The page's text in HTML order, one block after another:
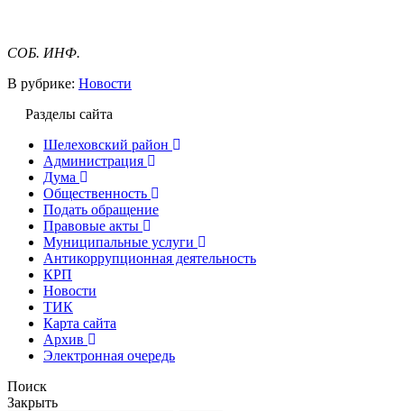
СОБ. ИНФ.
В рубрике: Новости
Разделы сайта
Шелеховский район
Администрация
Дума
Общественность
Подать обращение
Правовые акты
Муниципальные услуги
Антикоррупционная деятельность
КРП
Новости
ТИК
Карта сайта
Архив
Электронная очередь
Поиск
Закрыть